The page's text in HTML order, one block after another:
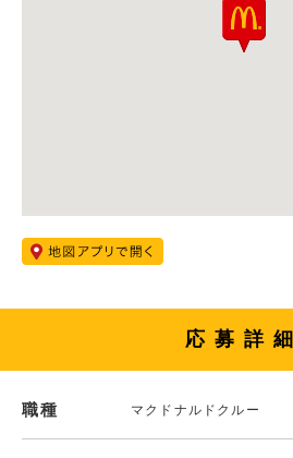
応募詳細
職種 マクドナルドクルー